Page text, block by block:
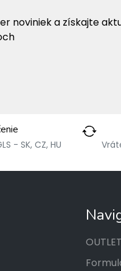
noviniek a získajte
- SK, CZ, HU
OUTLET